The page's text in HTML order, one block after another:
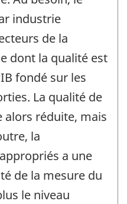
industrie
de la
dont la qualité est
fondé sur les
La qualité de
réduite, mais
la
a une
de la mesure du
le niveau